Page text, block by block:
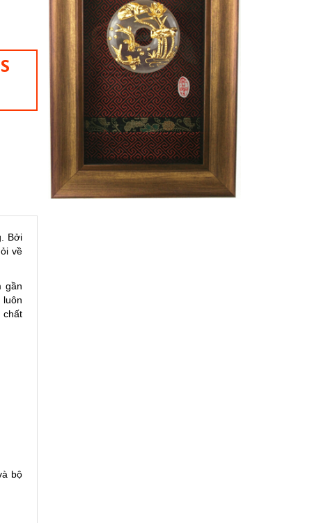
Bởi
về
gần
bộ